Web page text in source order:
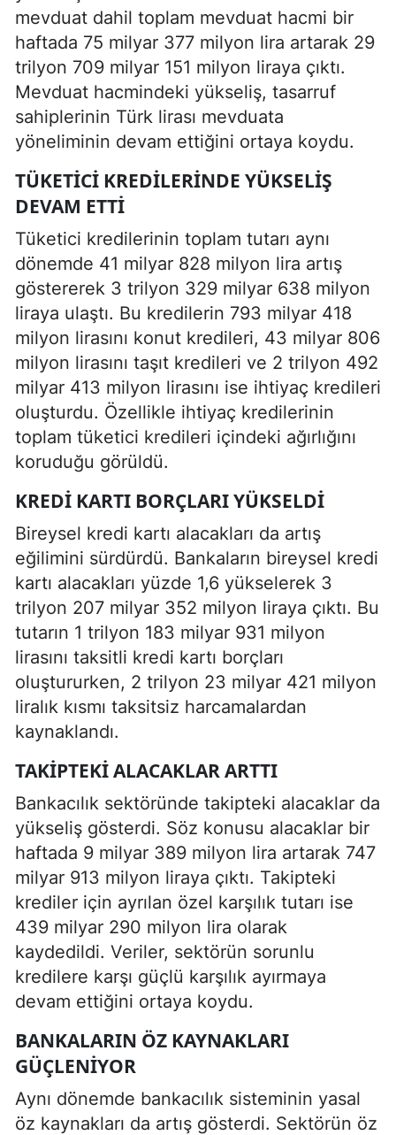
mevduat dahil toplam mevduat hacmi bir
haftada 75 milyar 377 milyon lira artarak 29
trilyon 709 milyar 151 milyon liraya çıktı.
Mevduat hacmindeki yükseliş, tasarruf
sahiplerinin Türk lirası mevduata
yöneliminin devam ettiğini ortaya koydu.
TÜKETICI KREDILERINDE YÜKSELIŞ
DEVAM ETTI
Tüketici kredilerinin toplam tutarı aynı
dönemde 41 milyar 828 milyon lira artış
göstererek 3 trilyon 329 milyar 638 milyon
liraya ulaştı. Bu kredilerin 793 milyar 418
milyon lirasını konut kredileri, 43 milyar 806
milyon lirasını taşıt kredileri ve 2 trilyon 492
milyar 413 milyon lirasını ise ihtiyaç kredileri
oluşturdu. Özellikle ihtiyaç kredilerinin
toplam tüketici kredileri içindeki ağırlığını
koruduğu görüldü.
KREDI KARTI BORÇLARI YÜKSELDI
Bireysel kredi kartı alacakları da artış
eğilimini sürdürdü. Bankaların bireysel kredi
kartı alacakları yüzde 1,6 yükselerek 3
trilyon 207 milyar 352 milyon liraya çıktı. Bu
tutarın 1 trilyon 183 milyar 931 milyon
lirasını taksitli kredi kartı borçları
oluştururken, 2 trilyon 23 milyar 421 milyon
liralık kısmı taksitsiz harcamalardan
kaynaklandı.
TAKIPTEKI ALACAKLAR ARTTI
Bankacılık sektöründe takipteki alacaklar da
yükseliş gösterdi. Söz konusu alacaklar bir
haftada 9 milyar 389 milyon lira artarak 747
milyar 913 milyon liraya çıktı. Takipteki
krediler için ayrılan özel karşılık tutarı ise
439 milyar 290 milyon lira olarak
kaydedildi. Veriler, sektörün sorunlu
kredilere karşı güçlü karşılık ayırmaya
devam ettiğini ortaya koydu.
BANKALARIN ÖZ KAYNAKLARI
GÜÇLENIYOR
Aynı dönemde bankacılık sisteminin yasal
öz kaynakları da artış gösterdi. Sektörün öz